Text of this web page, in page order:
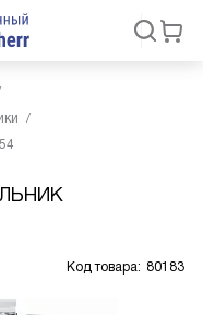
Код товара: 80183